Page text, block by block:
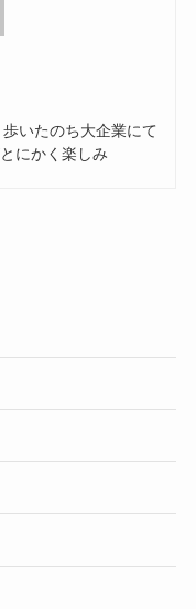
いたのち大企業にて
にかく楽しみ